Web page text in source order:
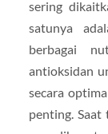
sering
satunya
berbagai
antioksidan
secara
penting.